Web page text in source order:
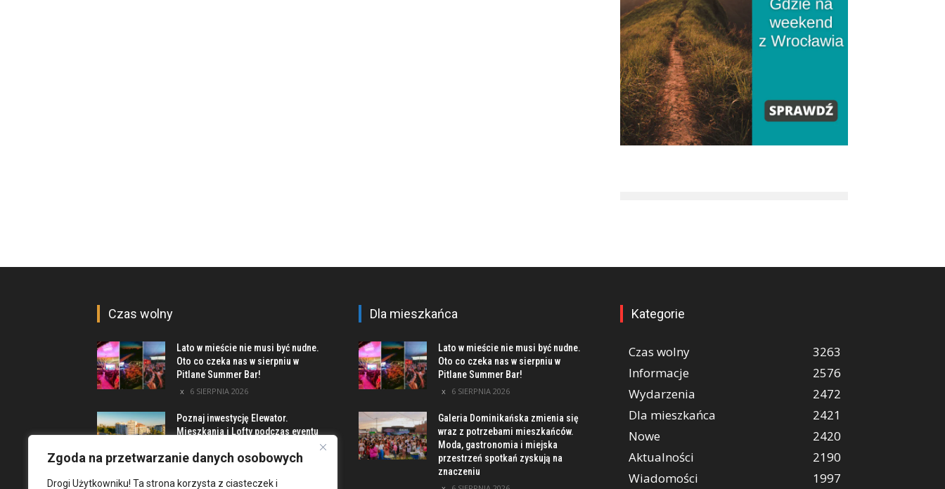
Zgoda na przetwarzanie danych osobowych
Drogi Użytkowniku! Ta strona korzysta z ciasteczek i
Czas wolny
Lato w mieście nie musi być nudne.
Oto co czeka nas w sierpniu w
Pitlane Summer Bar!
6 SIERPNIA 2026
Poznaj inwestycję Elewator.
Mieszkania i Lofty podczas eventu
5 SIERPNIA 2026
Dla mieszkańca
Lato w mieście nie musi być nudne.
Oto co czeka nas w sierpniu w
Pitlane Summer Bar!
6 SIERPNIA 2026
Galeria Dominikańska zmienia się
wraz z potrzebami mieszkańców.
Moda, gastronomia i miejska
przestrzeń spotkań zyskują na
znaczeniu
Kategorie
Czas wolny
3263
Informacje
2576
Wydarzenia
2472
Dla mieszkańca
2421
Nowe
2420
Aktualności
2190
Wiadomości
1997